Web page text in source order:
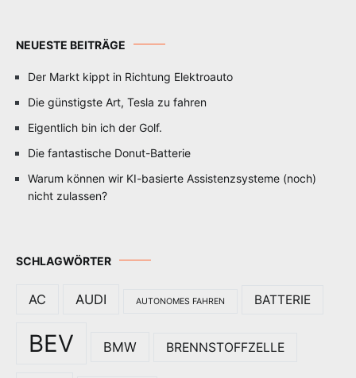
NEUESTE BEITRÄGE
Der Markt kippt in Richtung Elektroauto
Die günstigste Art, Tesla zu fahren
Eigentlich bin ich der Golf.
Die fantastische Donut-Batterie
Warum können wir KI-basierte Assistenzsysteme (noch)
nicht zulassen?
SCHLAGWÖRTER
AC AUDI AUTONOMES FAHREN BATTERIE
BEV BMW BRENNSTOFFZELLE